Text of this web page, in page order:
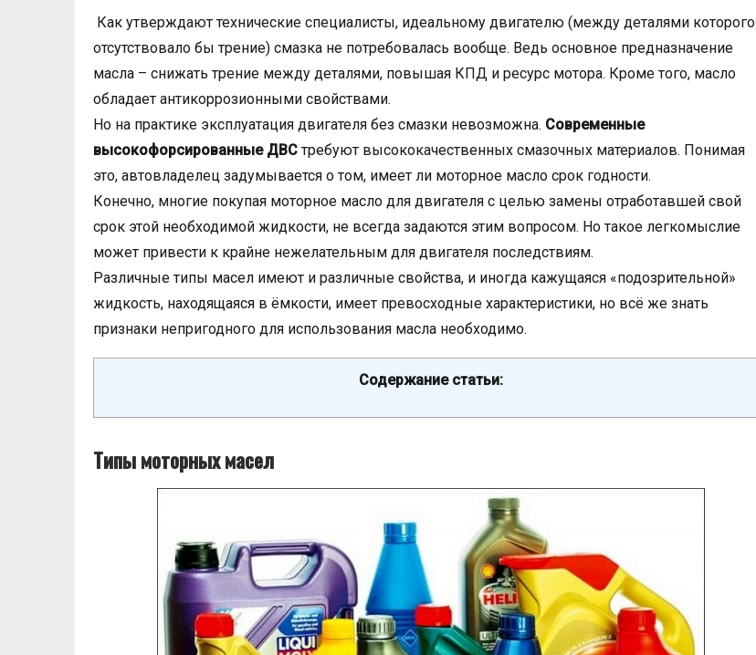
Как утверждают технические специалисты, идеальному двигателю (между деталями которого
отсутствовало бы трение) смазка не потребовалась вообще. Ведь основное предназначение
масла – снижать трение между деталями, повышая КПД и ресурс мотора. Кроме того, масло
обладает антикоррозионными свойствами.
Но на практике эксплуатация двигателя без смазки невозможна. Современные
высокофорсированные ДВС требуют высококачественных смазочных материалов. Понимая
это, автовладелец задумывается о том, имеет ли моторное масло срок годности.
Конечно, многие покупая моторное масло для двигателя с целью замены отработавшей свой
срок этой необходимой жидкости, не всегда задаются этим вопросом. Но такое легкомыслие
может привести к крайне нежелательным для двигателя последствиям.
Различные типы масел имеют и различные свойства, и иногда кажущаяся «подозрительной»
жидкость, находящаяся в ёмкости, имеет превосходные характеристики, но всё же знать
признаки непригодного для использования масла необходимо.
Содержание статьи:
Типы моторных масел